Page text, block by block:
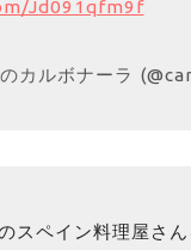
Jd091qfm9f
カルボナーラ
スペイン料理屋さ